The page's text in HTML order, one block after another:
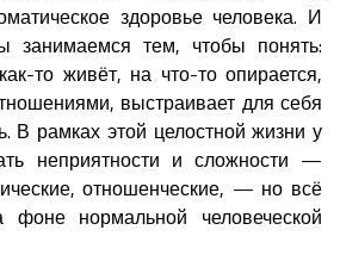
здоровье человека. И
занимаемся тем, чтобы понять:
то живёт, на что-то опирается,
выстраивает для себя
В рамках этой целостной жизни у
неприятности и сложности —
отношенческие, — но всё
фоне нормальной человеческой